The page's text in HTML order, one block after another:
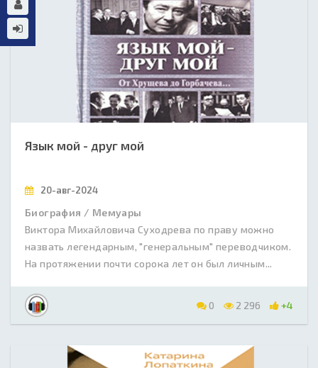
Язык мой - друг мой
20-авг-2024
Биография / Мемуары
Виктора Михайловича Суходрева по праву можно
назвать легендарным, "генеральным" переводчиком.
На протяжении почти сорока лет он был личным...
0 2 296 +4